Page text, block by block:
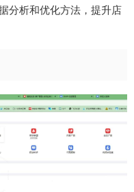
分析和优化方法，提升店